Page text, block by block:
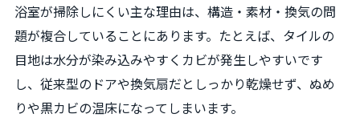
浴室が掃除しにくい主な理由は、構造・素材・換気の問
題が複合していることにあります。たとえば、タイルの
目地は水分が染み込みやすくカビが発生しやすいです
し、従来型のドアや換気扇だとしっかり乾燥せず、ぬめ
りや黒カビの温床になってしまいます。